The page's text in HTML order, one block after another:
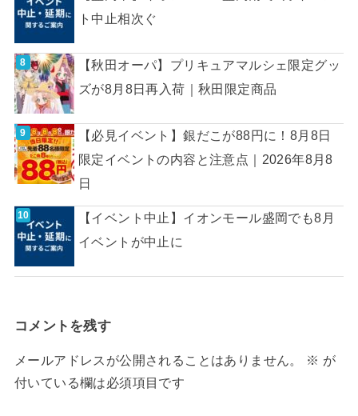
ト中止相次ぐ
【秋田オーパ】プリキュアマルシェ限定グッ
ズが8月8日再入荷｜秋田限定商品
【必見イベント】銀だこが88円に！8月8日
限定イベントの内容と注意点｜2026年8月8
日
【イベント中止】イオンモール盛岡でも8月
イベントが中止に
コメントを残す
メールアドレスが公開されることはありません。 ※ が
付いている欄は必須項目です